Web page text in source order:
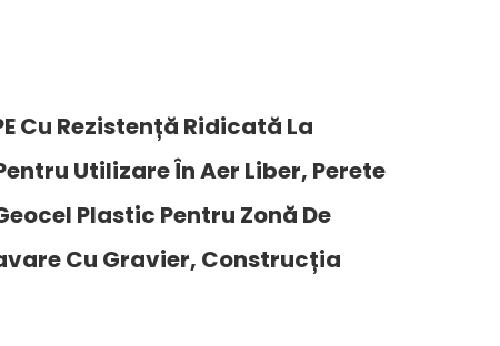
Cu Rezistență Ridicată La
Utilizare În Aer Liber, Perete
Plastic Pentru Zonă De
Cu Gravier, Construcția